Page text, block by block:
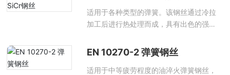
适用于各种类型的弹簧。该钢丝通过冷拉
加工后进行热处理而成，具有出色的强
EN 10270-2 弹簧钢丝
适用于中等疲劳程度的油淬火弹簧钢丝，